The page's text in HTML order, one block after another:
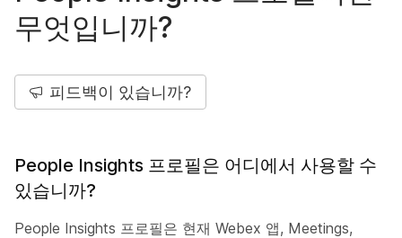
무엇입니까?
피드백이 있습니까?
People Insights 프로필은 어디에서 사용할 수
있습니까?
People Insights 프로필은 현재 Webex 앱, Meetings,